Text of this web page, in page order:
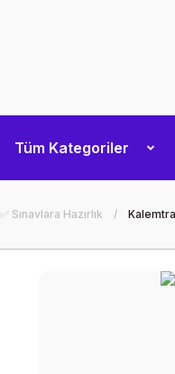
Tüm Kategoriler
✅ Sınavlara Hazırlık